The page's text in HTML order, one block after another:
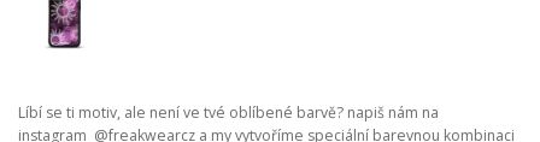
Líbí se ti motiv, ale není ve tvé oblíbené barvě? napiš nám na
instagram @freakwearcz a my vytvoříme speciální barevnou kombinaci